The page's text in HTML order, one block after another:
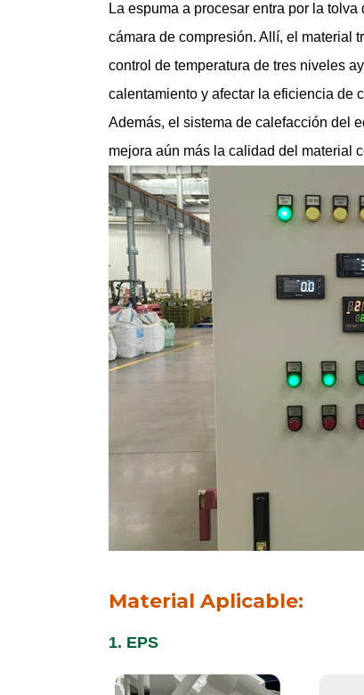
La espuma a procesar entra por la
cámara de compresión. Allí, el material
control de temperatura de tres niveles
calentamiento y afectar la eficiencia de
Además, el sistema de calefacción del
mejora aún más la calidad del material
Material Aplicable:
1. EPS